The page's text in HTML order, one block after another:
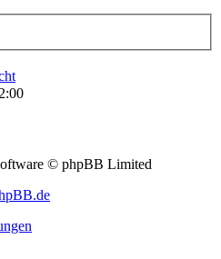
© phpBB Limited